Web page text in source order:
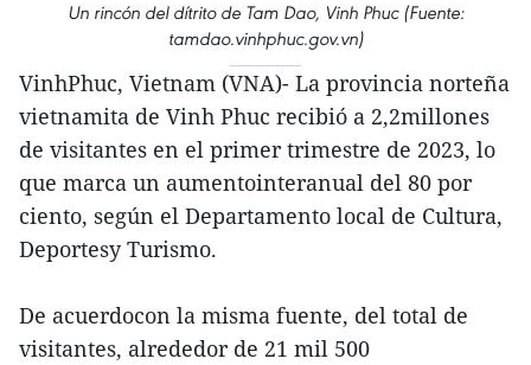
Un rincón del dítrito de Tam Dao, Vinh Phuc (Fuente:
tamdao.vinhphuc.gov.vn)
VinhPhuc, Vietnam (VNA)- La provincia norteña
vietnamita de Vinh Phuc recibió a 2,2millones
de visitantes en el primer trimestre de 2023, lo
que marca un aumentointeranual del 80 por
ciento, según el Departamento local de Cultura,
Deportesy Turismo.
De acuerdocon la misma fuente, del total de
visitantes, alrededor de 21 mil 500